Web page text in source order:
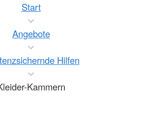
Start
Angebote
Hilfen
Kammern